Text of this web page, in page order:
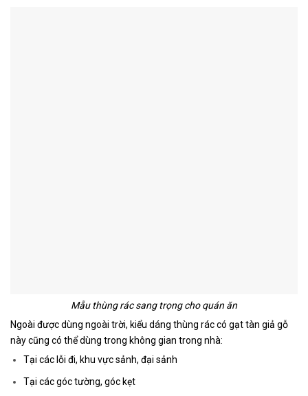
Mẫu thùng rác sang trọng cho quán ăn
Ngoài được dùng ngoài trời, kiểu dáng thùng rác có gạt tàn giả gỗ
này cũng có thể dùng trong không gian trong nhà:
Tại các lỗi đi, khu vực sảnh, đại sảnh
Tại các góc tường, góc kẹt